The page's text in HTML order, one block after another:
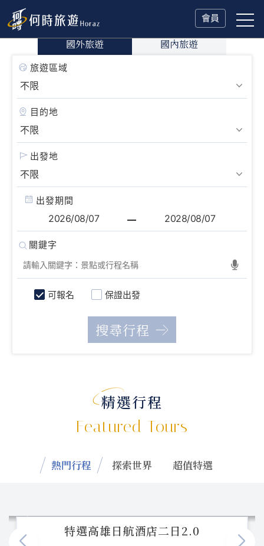
會員
國外旅遊 國內旅遊
旅遊區域
目的地
出發地
出發期間
可報名 保證出發
精選行程
Featured Tours
熱門行程 探索世界 超值特選
特選高雄日航酒店二日2.0